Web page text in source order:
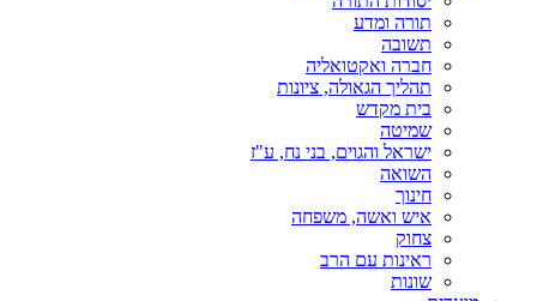
תורה ומדע
תשובה
חברה ואקטואליה
תהליך הגאולה, ציונות
בית מקדש
שמיטה
ישראל והגוים, בני נח, ע"ז
השואה
חינוך
איש ואשה, משפחה
צחוק
ראינות עם הרב
שונות